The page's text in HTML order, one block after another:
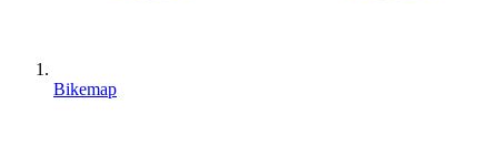
Bikemap